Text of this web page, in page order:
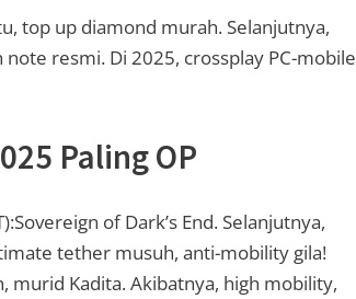
top up diamond murah. Selanjutnya,
resmi. Di 2025, crossplay PC-mobile
Paling OP
of Dark’s End. Selanjutnya,
tether musuh, anti-mobility gila!
murid Kadita. Akibatnya, high mobility,